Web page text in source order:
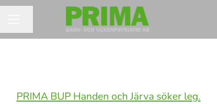
PRIMA BUP Handen och Järva söker leg.